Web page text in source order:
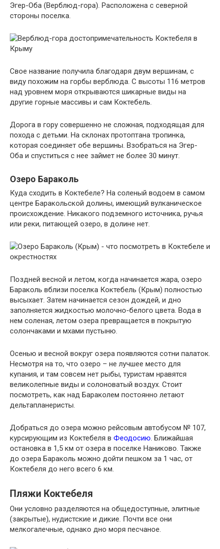
Эгер-Оба (Верблюд-гора). Расположена с северной
стороны поселка.
Свое название получила благодаря двум вершинам, с
виду похожим на горбы верблюда. С высоты 116 метров
над уровнем моря открываются шикарные виды на
другие горные массивы и сам Коктебель.
Дорога в гору совершенно не сложная, подходящая для
похода с детьми. На склонах протоптана тропинка,
которая соединяет обе вершины. Взобраться на Эгер-
Оба и спуститься с нее займет не более 30 минут.
Озеро Бараколь
Куда сходить в Коктебеле? На соленый водоем в самом
центре Баракольской долины, имеющий вулканическое
происхождение. Никакого подземного источника, ручья
или реки, питающей озеро, в долине нет.
Поздней весной и летом, когда начинается жара, озеро
Бараколь вблизи поселка Коктебель (Крым) полностью
высыхает. Затем начинается сезон дождей, и дно
заполняется жидкостью молочно-белого цвета. Вода в
нем соленая, летом озера превращается в покрытую
солончаками и мхами пустыню.
Осенью и весной вокруг озера появляются сотни палаток.
Несмотря на то, что озеро – не лучшее место для
купания, и там совсем нет рыбы, туристам нравятся
великолепные виды и солоноватый воздух. Стоит
посмотреть, как над Бараколем постоянно летают
дельтапланеристы.
Добраться до озера можно рейсовым автобусом № 107,
курсирующим из Коктебеля в Феодосию. Ближайшая
остановка в 1,5 км от озера в поселке Наниково. Также
до озера Бараколь можно дойти пешком за 1 час, от
Коктебеля до него всего 6 км.
Пляжи Коктебеля
Они условно разделяются на общедоступные, элитные
(закрытые), нудистские и дикие. Почти все они
мелкогалечные, однако дно моря песчаное.